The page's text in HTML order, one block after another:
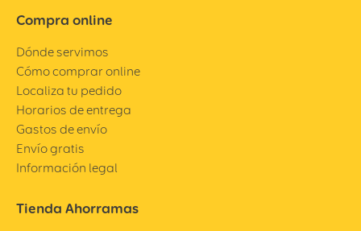
Compra online
Dónde servimos
Cómo comprar online
Localiza tu pedido
Horarios de entrega
Gastos de envío
Envío gratis
Información legal
Tienda Ahorramas